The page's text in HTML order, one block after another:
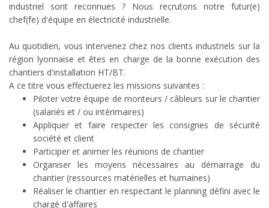
industriel sont reconnues ? Nous recrutons notre futur(e)
chef(fe) d'équipe en électricité industrielle.
Au quotidien, vous intervenez chez nos clients industriels sur la
région lyonnaise et êtes en charge de la bonne exécution des
chantiers d'installation HT/BT.
A ce titre vous effectuerez les missions suivantes :
Piloter votre équipe de monteurs / câbleurs sur le chantier
(salariés et / ou intérimaires)
Appliquer et faire respecter les consignes de sécurité
société et client
Participer et animer les réunions de chantier
Organiser les moyens nécessaires au démarrage du
chantier (ressources matérielles et humaines)
Réaliser le chantier en respectant le planning défini avec le
chargé d'affaires